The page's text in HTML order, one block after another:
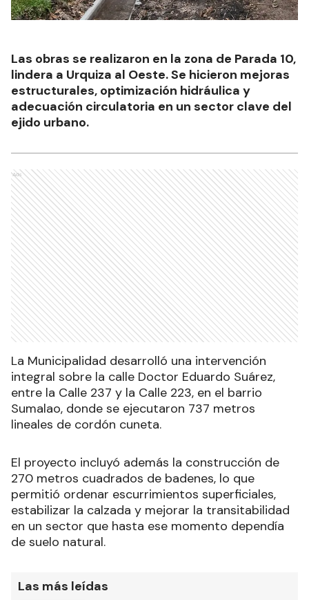
Las obras se realizaron en la zona de Parada 10,
lindera a Urquiza al Oeste. Se hicieron mejoras
estructurales, optimización hidráulica y
adecuación circulatoria en un sector clave del
ejido urbano.
Ads
La Municipalidad desarrolló una intervención
integral sobre la calle Doctor Eduardo Suárez,
entre la Calle 237 y la Calle 223, en el barrio
Sumalao, donde se ejecutaron 737 metros
lineales de cordón cuneta.
El proyecto incluyó además la construcción de
270 metros cuadrados de badenes, lo que
permitió ordenar escurrimientos superficiales,
estabilizar la calzada y mejorar la transitabilidad
en un sector que hasta ese momento dependía
de suelo natural.
Las más leídas